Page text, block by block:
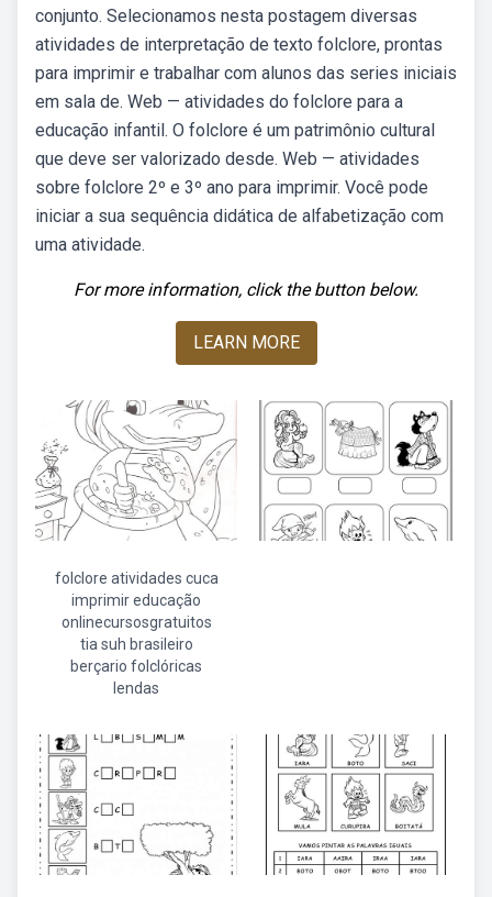
conjunto. Selecionamos nesta postagem diversas
atividades de interpretação de texto folclore, prontas
para imprimir e trabalhar com alunos das series iniciais
em sala de. Web — atividades do folclore para a
educação infantil. O folclore é um patrimônio cultural
que deve ser valorizado desde. Web — atividades
sobre folclore 2º e 3º ano para imprimir. Você pode
iniciar a sua sequência didática de alfabetização com
uma atividade.
For more information, click the button below.
LEARN MORE
folclore atividades cuca
imprimir educação
onlinecursosgratuitos
tia suh brasileiro
berçario folclóricas
lendas